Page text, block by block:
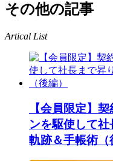
その他の記事
Artical List
【会員限定】
ンを駆使して
軌跡＆手帳術（